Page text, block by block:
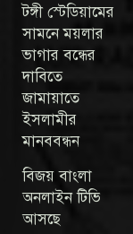
টঙ্গী স্টেডিয়ামের
সামনে ময়লার
ভাগার বন্ধের
দাবিতে
জামায়াতে
ইসলামীর
মানববন্ধন
বিজয় বাংলা
অনলাইন টিভি
আসছে